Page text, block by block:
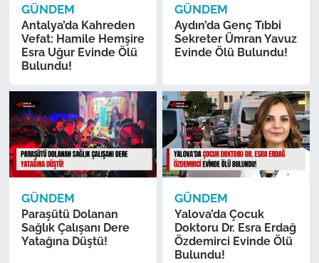
GÜNDEM
Antalya’da Kahreden
Vefat: Hamile Hemşire
Esra Uğur Evinde Ölü
Bulundu!
GÜNDEM
Aydın’da Genç Tıbbi
Sekreter Ümran Yavuz
Evinde Ölü Bulundu!
GÜNDEM
Paraşütü Dolanan
Sağlık Çalışanı Dere
Yatağına Düştü!
GÜNDEM
Yalova’da Çocuk
Doktoru Dr. Esra Erdağ
Özdemirci Evinde Ölü
Bulundu!